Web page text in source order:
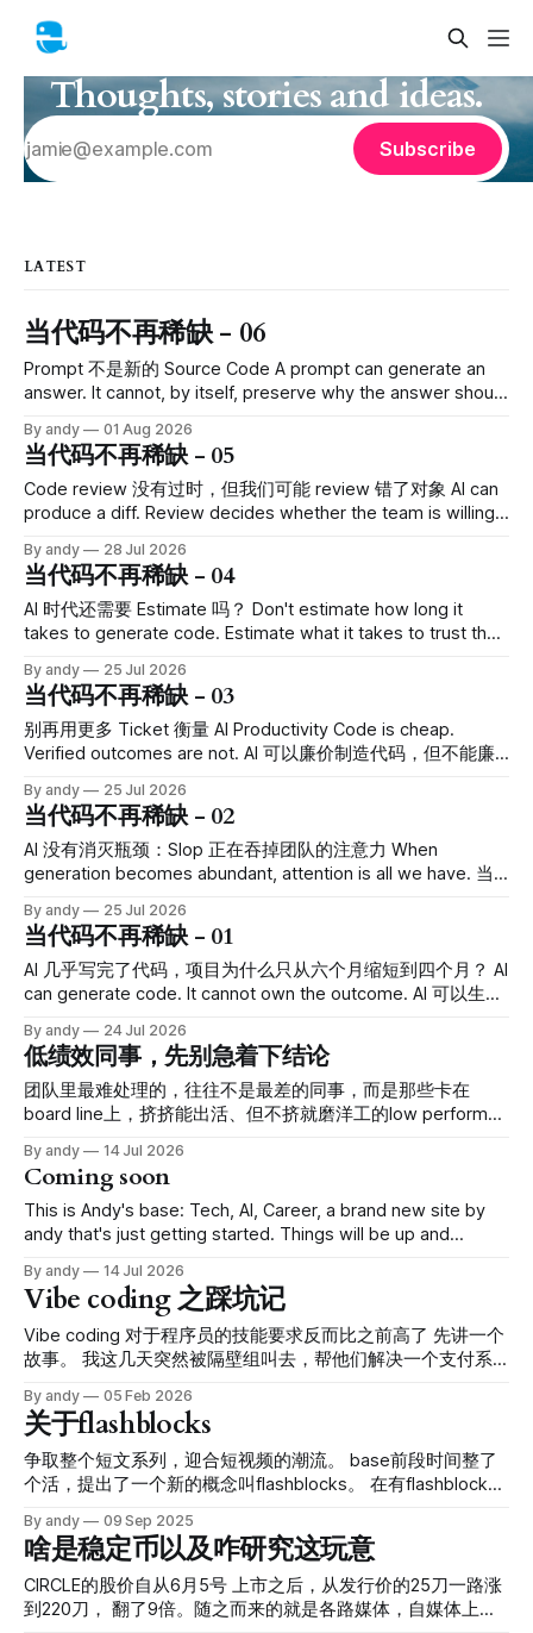
Thoughts, stories and ideas.
Subscribe
LATEST
当代码不再稀缺 - 06
Prompt 不是新的 Source Code A prompt can generate an
answer. It cannot, by itself, preserve why the answer should
回答为什么是对的 AI coding tools 刚开始流行时，有一个说法
很有吸引力： Prompt 是新的 source code。 听起来很合理。
以前我们写 Python、Java、TypeScript；以后我们写自然语
言，让模型完成 implementation。既然 prompt 决定
review，不就行了吗？
By andy 01 Aug 2026
当代码不再稀缺 - 05
Code review 没有过时，但我们可能 review 错了对象 AI can
produce a diff. Review decides whether the team is willing
有这个改变 上一篇：AI 时代还需要 Estimate 吗？ 床位系统那
个 bug 暴露以后，我反复想过一个问题： 我们明明做了 code
review，为什么还是没有发现这个bug？ 实现并不离谱。代码
在判断查询时刻是否落在预约区间内，局部逻辑说得通，边界
已经被占用”，代码回答的却是“当前这一秒是否落在区间”。
我们不是没看代码。我们看了一个错误问题的正确答案。 这
件事让我意识到，AI 时代关于
By andy 28 Jul 2026
当代码不再稀缺 - 04
AI 时代还需要 Estimate 吗？ Don't estimate how long it
takes to generate code. Estimate what it takes to trust the
什么，才能相信这个 change。 上一篇：别再用更多 Ticket
衡量 AI Productivity 下一篇：Code review 没有过时，但我们
可能 review 错了对象 如果现在有人问 engineer：“这个
ticket 要多久？”答案可能越来越像这样： “代码今天能出来。
By andy 25 Jul 2026
当代码不再稀缺 - 03
别再用更多 Ticket 衡量 AI Productivity Code is cheap.
Verified outcomes are not. AI 可以廉价制造代码，但不能廉
团队的注意力 下一篇：AI 时代还需要 Estimate 吗？ 有一种项
目周会，特别容易让 EM 心情愉快。 这个 sprint 完成的 ticket
比以前多了，PR 数量涨了，commit 也很活跃。自从团队开始
用 AI，dashboard 上的每一条线都在往右上角走。管理层一
打开
By andy 25 Jul 2026
当代码不再稀缺 - 02
AI 没有消灭瓶颈：Slop 正在吞掉团队的注意力 When
generation becomes abundant, attention is all we have. 当
几乎写完了代码，项目为什么只从六个月缩短到四个月？ 下
一篇：别再用更多 Ticket 衡量 AI Productivity 上一篇写到，
我们用 AI 做床位管理项目，AI 几乎取代了人工代码输出，但
项目周期只是从预计的六个月缩短到四个月。 Coding 快了很
把高速公路前半段拓宽到十条车道，却忘了后面的收费站还是
两个窗口。入口看起来特别繁荣，车都在往前冲，最后大家整
整齐齐堵在下游。 软件项目也一样。 AI 没有消灭瓶颈。它只
是非常高效地把瓶颈从“谁来写代码”，搬到了“
By andy 25 Jul 2026
当代码不再稀缺 - 01
AI 几乎写完了代码，项目为什么只从六个月缩短到四个月？ AI
can generate code. It cannot own the outcome. AI 可以生成
颈：Slop 正在吞掉团队的注意力 我们最近做了一个床位管理
项目。 按照过去的开发方式，团队估计大概需要六个月。这
一次，AI 几乎取代了人工代码输出，项目最后用了四个月。
四个月当然比六个月好。我也很高兴。 但这个结果有点别
出现同样幅度的压缩？剩下的时间去哪儿了？ 项目结束后回
头看，我们确认了几件事： * Implementation 明显变快； *
Code review 的绝对耗时增加； * QA 的绝对耗时增加； * 团
队投入了更多验证工作； * 最终返工和缺陷反而减少。 这些
By andy 24 Jul 2026
低绩效同事，先别急着下结论
团队里最难处理的，往往不是最差的同事，而是那些卡在
board line上，挤挤能出活、但不挤就磨洋工的low performer
就是：ownership 不行。问题是，这句话太空了，空到几乎没
法行动。 我更喜欢用一个简单的框架看这件事：先判断原
因，再调整支持，接着设观察期，最后做去留决定。 先判
断：到底是哪一类问题 low performance 不等于 low ability。
进、沟通都卡住。 * 不想做：知道怎么做，但投入不够。 * 做
错方向：很努力，但目标理解偏了。 * 岗位不匹配：人不差，
只是不适合这个角色。 比如： * 一个同事总是晚交，但每次
都能把问题讲清楚，可能是任务切太大了。 * 一个同事总返
By andy 14 Jul 2026
Coming soon
This is Andy's base: Tech, AI, Career, a brand new site by
andy that's just getting started. Things will be up and
if you'd like to stay up to date and receive emails when
By andy 14 Jul 2026
Vibe coding 之踩坑记
Vibe coding 对于程序员的技能要求反而比之前高了 先讲一个
故事。 我这几天突然被隔壁组叫去，帮他们解决一个支付系
所。一个机构下面可能有多个场所，然后机构可以统一管理下
属场所的账单，支付等等。这样就需要我们能在我们的支付系
统里面建立一个关系树，让父结点能看到子节点的账单，并支
付。 问题就出在这个关系树上。因为我们之前用过一个另外
的。 这个老系统给每个客户创建了一个独特的id，但是这个id
和我们内部使用的id 并不一致，所以我们需要自己把客户的id
和他们的支付账户连接起来。然而： * 新的支付系统只支持固
定的一些属性进行搜索。所以之前做这个项目的工程师A耍了
个小聪明，用客户的last-name 属性存储了我们的id * 第一个
By andy 05 Feb 2026
关于flashblocks
争取整个短文系列，迎合短视频的潮流。 base前段时间整了
个活，提出了一个新的概念叫flashblocks。 在有flashblocks
块的任何状态和信息；要么就是这个区块已经存在了，它的状
态是不可变的，拿到就是最终区块。base链每2秒产生一个新
的区块，即任何的交易需要2秒钟才能确认。 如下图，区块A
生成之后，2秒内用户只能看到区块A，直到区块B生成。
By andy 09 Sep 2025
啥是稳定币以及咋研究这玩意
CIRCLE的股价自从6月5号 上市之后，从发行价的25刀一路涨
到220刀， 翻了9倍。随之而来的就是各路媒体，自媒体上的